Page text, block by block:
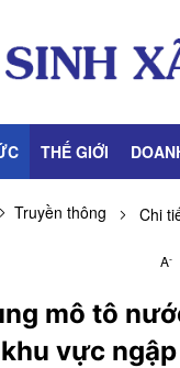
THẾ GIỚI
Truyền thông Chi
A-
mô tô
vực